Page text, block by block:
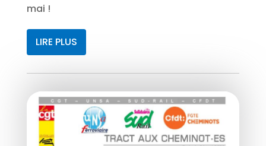
mai !
LIRE PLUS